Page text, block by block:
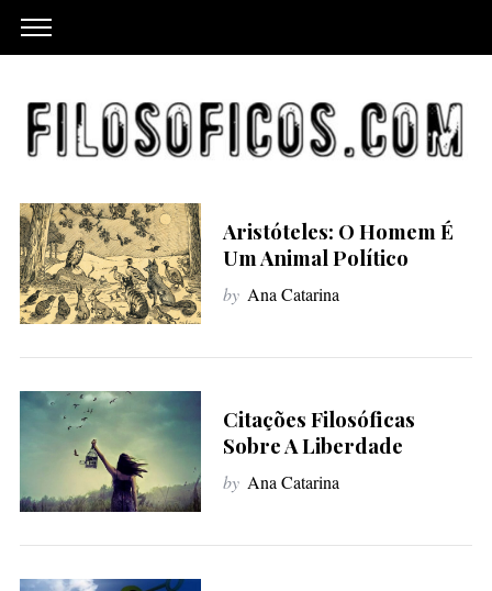
Aristóteles: O Homem É
Um Animal Político
by Ana Catarina
Citações Filosóficas
Sobre A Liberdade
by Ana Catarina